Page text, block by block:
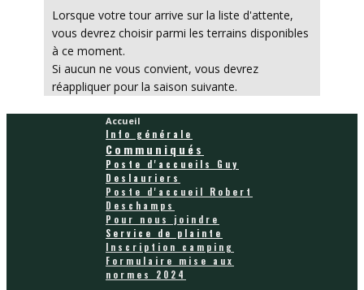
Lorsque votre tour arrive sur la liste d'attente,
vous devrez choisir parmi les terrains disponibles
à ce moment.
Si aucun ne vous convient, vous devrez
réappliquer pour la saison suivante.
Accueil
Info générale
Communiqués
Poste d'accueils Guy
Deslauriers
Poste d'accueil Robert
Deschamps
Pour nous joindre
Service de plainte
Inscription camping
Formulaire mise aux
normes 2024